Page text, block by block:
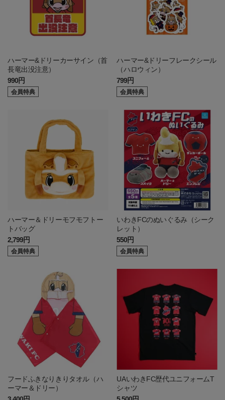
ハーマー&ドリーカーサイン（首
長竜出没注意）
990円
会員特典
ハーマー&ドリーフレークシール
（ハロウィン）
799円
会員特典
ハーマー＆ドリーモフモフトー
トバッグ
2,799円
会員特典
いわきFCのぬいぐるみ（シーク
レット）
550円
会員特典
フードふきなりきりタオル（ハ
ーマー＆ドリー）
UAいわきFC歴代ユニフォームT
シャツ